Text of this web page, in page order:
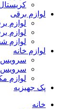
لوازم برقی
لوازم
لوازم
لوازم
لوازم خانه
سرویس
سرویس
لوازم
پک جهیزیه
خانه